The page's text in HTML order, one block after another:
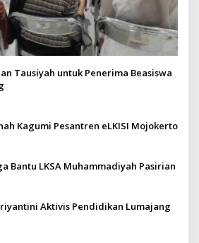
Tausiyah untuk Penerima Beasiswa
Kagumi Pesantren eLKISI Mojokerto
Bantu LKSA Muhammadiyah Pasirian
Aktivis Pendidikan Lumajang